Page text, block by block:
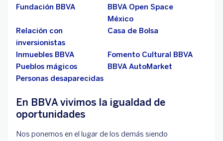
Fundación BBVA
BBVA Open Space
México
Relación con
inversionistas
Casa de Bolsa
Inmuebles BBVA
Fomento Cultural BBVA
Pueblos mágicos
BBVA AutoMarket
Personas desaparecidas
En BBVA vivimos la igualdad de
oportunidades
Nos ponemos en el lugar de los demás siendo